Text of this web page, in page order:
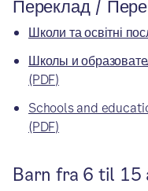
Переклад /
Школи та освітні
Школы и
(PDF)
Schools and
(PDF)
Barn fra 6 til 15